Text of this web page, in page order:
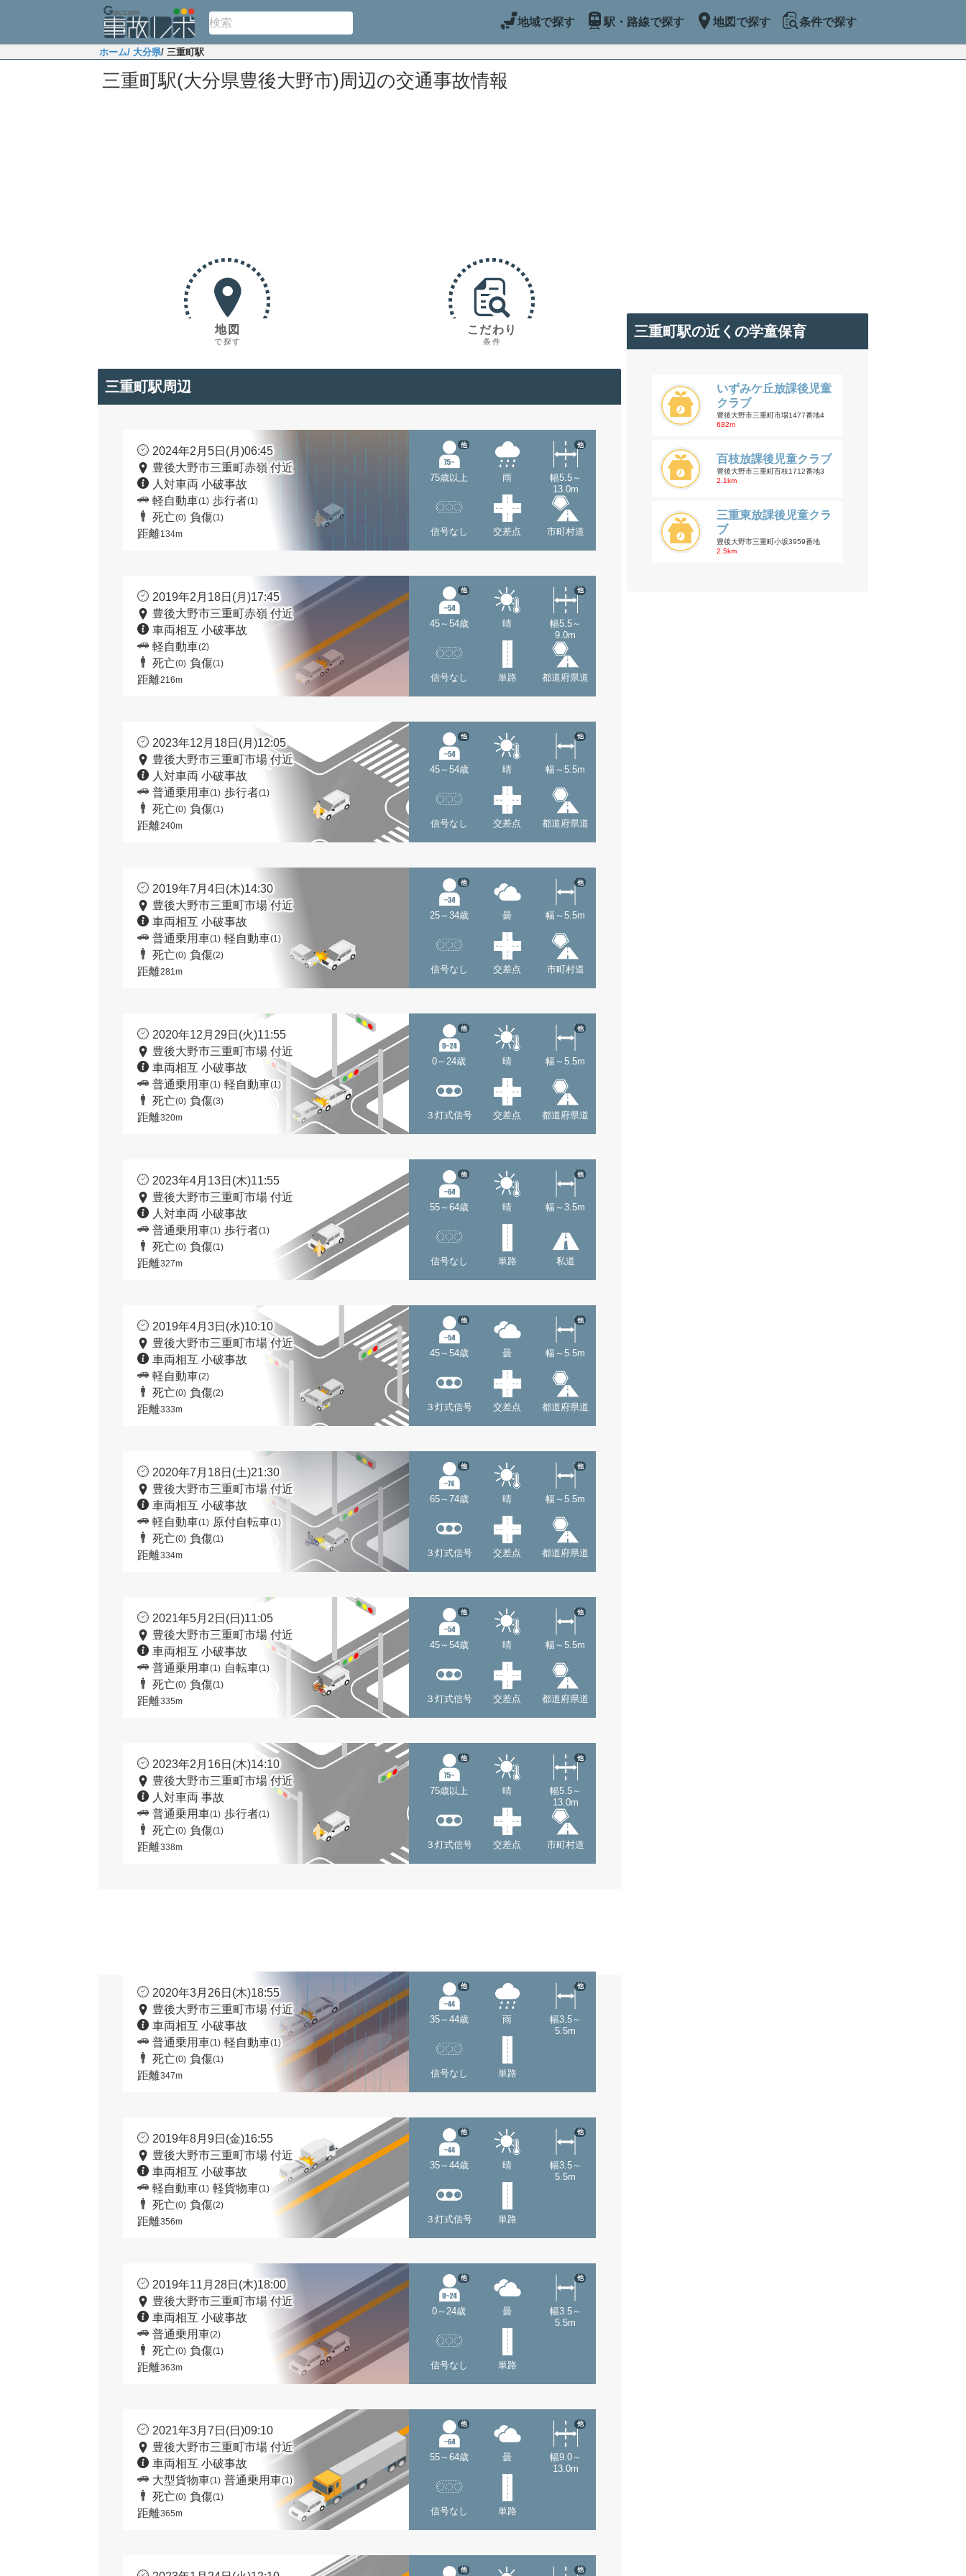
地域で探す 駅・路線で探す 地図で探す 条件で探す
ホーム/ 大分県/ 三重町駅
三重町駅(大分県豊後大野市)周辺の交通事故情報
地図
で探す
こだわり
条件
三重町駅周辺
2024年2月5日(月)06:45
豊後大野市三重町赤嶺 付近
人対車両 小破事故
軽自動車(1) 歩行者(1)
死亡(0) 負傷(1)
距離134m
75歳以上
他
雨
幅5.5～
13.0m
他
信号なし 交差点 市町村道
2019年2月18日(月)17:45
豊後大野市三重町赤嶺 付近
車両相互 小破事故
軽自動車(2)
死亡(0) 負傷(1)
距離216m
45～54歳
他
晴
幅5.5～
9.0m
他
信号なし 単路 都道府県道
2023年12月18日(月)12:05
豊後大野市三重町市場 付近
人対車両 小破事故
普通乗用車(1) 歩行者(1)
死亡(0) 負傷(1)
距離240m
45～54歳
他
晴 幅～5.5m
他
信号なし 交差点 都道府県道
2019年7月4日(木)14:30
豊後大野市三重町市場 付近
車両相互 小破事故
普通乗用車(1) 軽自動車(1)
死亡(0) 負傷(2)
距離281m
25～34歳
他
曇 幅～5.5m
他
信号なし 交差点 市町村道
2020年12月29日(火)11:55
豊後大野市三重町市場 付近
車両相互 小破事故
普通乗用車(1) 軽自動車(1)
死亡(0) 負傷(3)
距離320m
0～24歳
他
晴 幅～5.5m
他
３灯式信号 交差点 都道府県道
2023年4月13日(木)11:55
豊後大野市三重町市場 付近
人対車両 小破事故
普通乗用車(1) 歩行者(1)
死亡(0) 負傷(1)
距離327m
55～64歳
他
晴 幅～3.5m
他
信号なし 単路 私道
2019年4月3日(水)10:10
豊後大野市三重町市場 付近
車両相互 小破事故
軽自動車(2)
死亡(0) 負傷(2)
距離333m
45～54歳
他
曇 幅～5.5m
他
３灯式信号 交差点 都道府県道
2020年7月18日(土)21:30
豊後大野市三重町市場 付近
車両相互 小破事故
軽自動車(1) 原付自転車(1)
死亡(0) 負傷(1)
距離334m
65～74歳
他
晴 幅～5.5m
他
３灯式信号 交差点 都道府県道
2021年5月2日(日)11:05
豊後大野市三重町市場 付近
車両相互 小破事故
普通乗用車(1) 自転車(1)
死亡(0) 負傷(1)
距離335m
45～54歳
他
晴 幅～5.5m
他
３灯式信号 交差点 都道府県道
2023年2月16日(木)14:10
豊後大野市三重町市場 付近
人対車両 事故
普通乗用車(1) 歩行者(1)
死亡(0) 負傷(1)
距離338m
75歳以上
他
晴
幅5.5～
13.0m
他
３灯式信号 交差点 市町村道
2020年3月26日(木)18:55
豊後大野市三重町市場 付近
車両相互 小破事故
普通乗用車(1) 軽自動車(1)
死亡(0) 負傷(1)
距離347m
35～44歳
他
雨
幅3.5～
5.5m
他
信号なし 単路
2019年8月9日(金)16:55
豊後大野市三重町市場 付近
車両相互 小破事故
軽自動車(1) 軽貨物車(1)
死亡(0) 負傷(2)
距離356m
35～44歳
他
晴
幅3.5～
5.5m
他
３灯式信号 単路
2019年11月28日(木)18:00
豊後大野市三重町市場 付近
車両相互 小破事故
普通乗用車(2)
死亡(0) 負傷(1)
距離363m
0～24歳
他
曇
幅3.5～
5.5m
他
信号なし 単路
2021年3月7日(日)09:10
豊後大野市三重町市場 付近
車両相互 小破事故
大型貨物車(1) 普通乗用車(1)
死亡(0) 負傷(1)
距離365m
55～64歳
他
曇
幅9.0～
13.0m
他
信号なし 単路
他 他
三重町駅の近くの学童保育
いずみケ丘放課後児童
クラブ
豊後大野市三重町市場1477番地4
682m
百枝放課後児童クラブ
豊後大野市三重町百枝1712番地3
2.1km
三重東放課後児童クラ
ブ
豊後大野市三重町小坂3959番地
2.5km